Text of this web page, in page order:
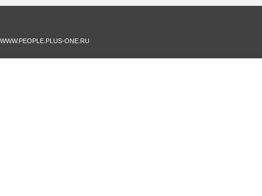
WWW.PEOPLE.PLUS-ONE.RU